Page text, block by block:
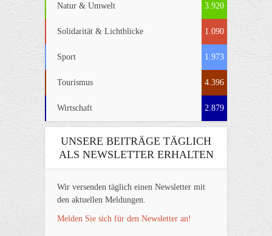
Natur & Umwelt 3.920
Solidarität & Lichtblicke 1.090
Sport 1.973
Tourismus 4.396
Wirtschaft 2.879
UNSERE BEITRÄGE TÄGLICH
ALS NEWSLETTER ERHALTEN
Wir versenden täglich einen Newsletter mit
den aktuellen Meldungen.
Melden Sie sich für den Newsletter an!